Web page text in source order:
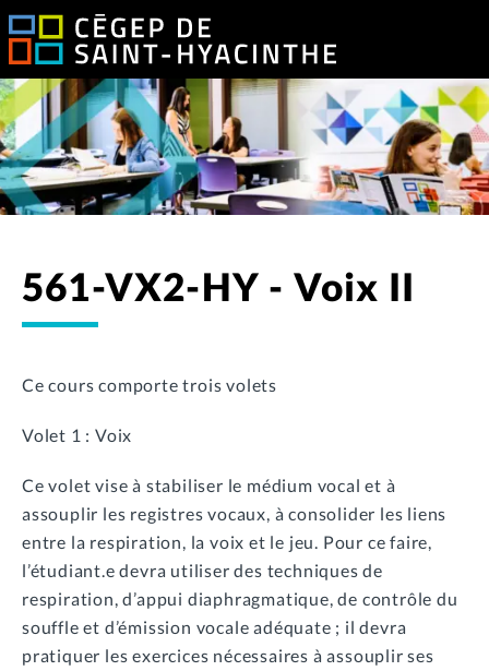
561-VX2-HY - Voix II
Ce cours comporte trois volets
Volet 1 : Voix
Ce volet vise à stabiliser le médium vocal et à
assouplir les registres vocaux, à consolider les liens
entre la respiration, la voix et le jeu. Pour ce faire,
l’étudiant.e devra utiliser des techniques de
respiration, d’appui diaphragmatique, de contrôle du
souffle et d’émission vocale adéquate ; il devra
pratiquer les exercices nécessaires à assouplir ses